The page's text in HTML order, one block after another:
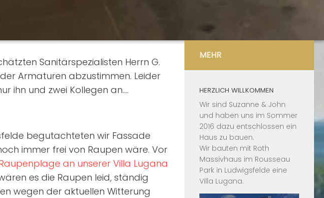
Sanitärspezialisten Herrn G.
Armaturen abzustimmen. Leider
ihn und zwei Kollegen an….
begutachteten wir Fassade
immer frei von Raupen wäre. Vor
an unserer Villa Lugana
es die Raupen leid, ständig
wegen der aktuellen Witterung
MEHR
HERZLICH WILLKOMMEN
Wir sind Suzanne & John
und haben uns im Sommer
2016 dazu entschlossen ein
Haus zu bauen.
Wir bauten mit Roth
Massivhaus im Rousseau
Park in Ludwigsfelde eine
Villa Lugana.